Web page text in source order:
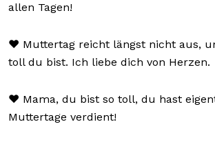
allen Tagen!
❤️ Muttertag reicht längst nicht aus,
toll du bist. Ich liebe dich von Herzen.
❤️ Mama, du bist so toll, du hast
Muttertage verdient!